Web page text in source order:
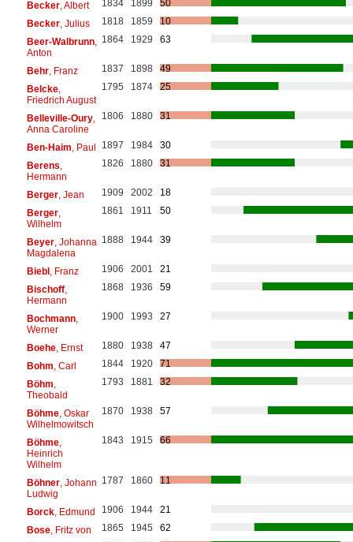
Becker, Albert 1834 1899
50
Becker, Julius 1818 1859
10
Beer-Walbrunn,
Anton
1864 1929 63
Behr, Franz 1837 1898
49
Belcke,
Friedrich August
1795 1874 25
Belleville-Oury,
Anna Caroline
1806 1880 31
Ben-Haim, Paul 1897 1984
30
Berens,
Hermann
1826 1880 31
Berger, Jean 1909 2002
18
Berger,
Wilhelm
1861 1911 50
Beyer, Johanna
Magdalena
1888 1944 39
Biebl , Franz 1906 2001
21
Bischoff,
Hermann
1868 1936 59
Bochmann,
Werner
1900 1993 27
Boehe, Ernst 1880 1938
47
Bohm, Carl 1844 1920
71
Böhm,
Theobald
1793 1881 32
Böhme, Oskar
Wilhelmowitsch
1870 1938 57
Böhme,
Heinrich
Wilhelm
1843 1915 66
Böhner, Johann
Ludwig
1787 1860 11
Borck, Edmund 1906 1944
21
Bose, Fritz von 1865 1945
62